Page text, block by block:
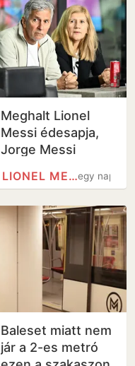
Meghalt Lionel
Messi édesapja,
Jorge Messi
egy nap
LIONEL MESSI
Baleset miatt nem
jár a 2-es metró